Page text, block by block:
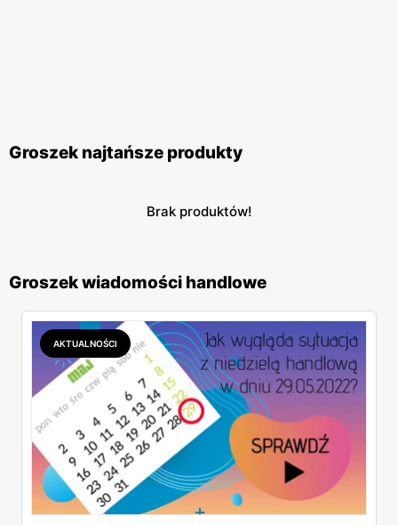
Groszek najtańsze produkty
Brak produktów!
Groszek wiadomości handlowe
AKTUALNOŚCI